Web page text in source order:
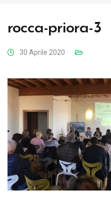
rocca-priora-3
30 Aprile 2020